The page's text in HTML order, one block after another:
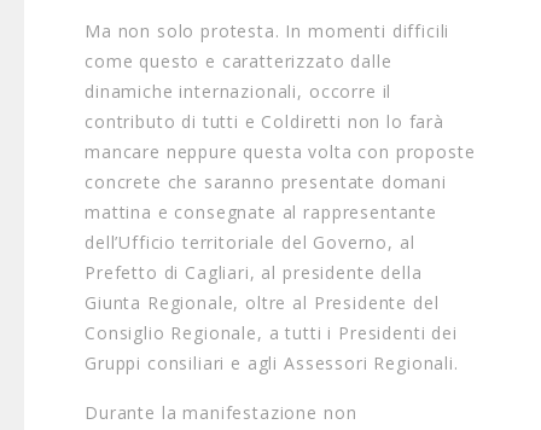
Ma non solo protesta. In momenti difficili
come questo e caratterizzato dalle
dinamiche internazionali, occorre il
contributo di tutti e Coldiretti non lo farà
mancare neppure questa volta con proposte
concrete che saranno presentate domani
mattina e consegnate al rappresentante
dell’Ufficio territoriale del Governo, al
Prefetto di Cagliari, al presidente della
Giunta Regionale, oltre al Presidente del
Consiglio Regionale, a tutti i Presidenti dei
Gruppi consiliari e agli Assessori Regionali.
Durante la manifestazione non